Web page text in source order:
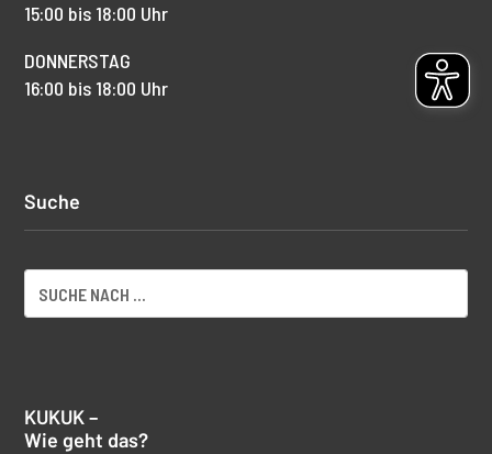
15:00 bis 18:00 Uhr
DONNERSTAG
16:00 bis 18:00 Uhr
Suche
KUKUK –
Wie geht das?